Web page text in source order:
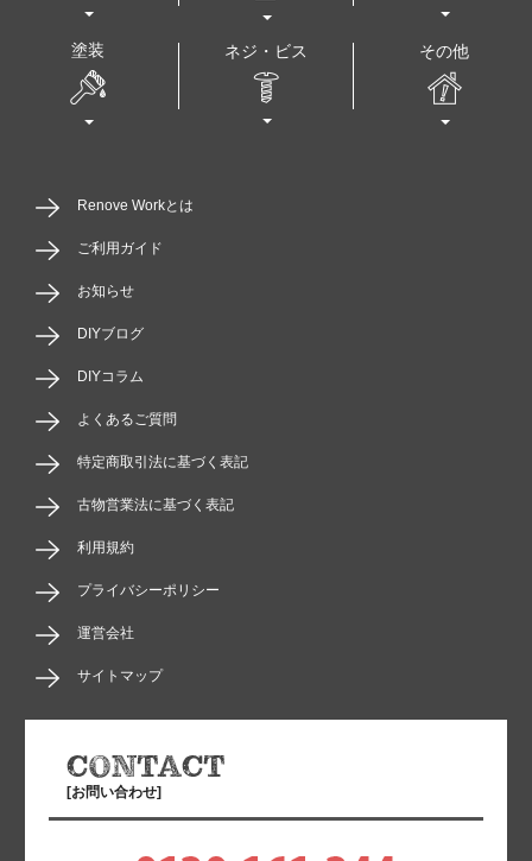
塗装 ネジ・ビス その他
Renove Workとは
ご利用ガイド
お知らせ
DIYブログ
DIYコラム
よくあるご質問
特定商取引法に基づく表記
古物営業法に基づく表記
利用規約
プライバシーポリシー
運営会社
サイトマップ
[お問い合わせ]